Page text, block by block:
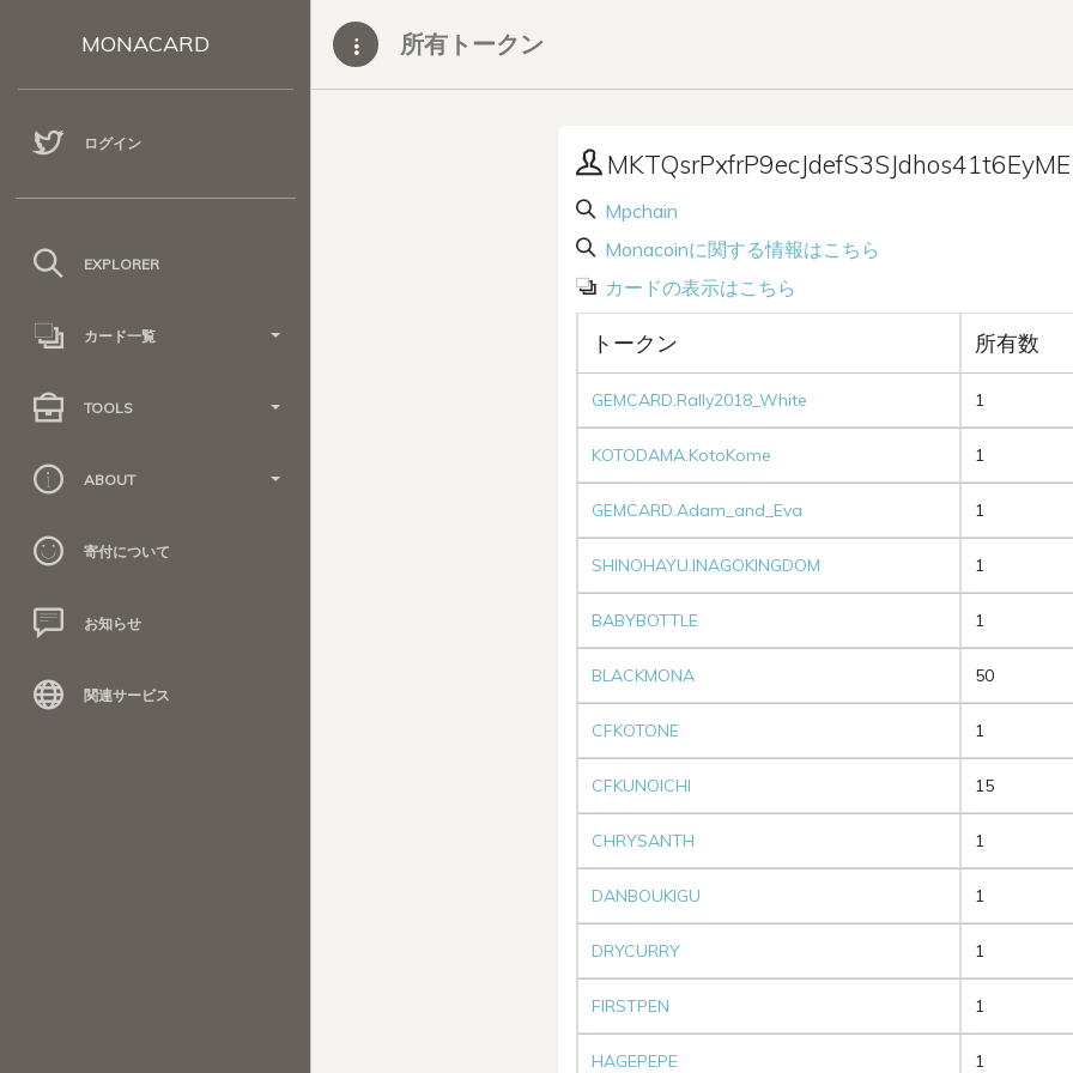
MONACARD
ログイン
EXPLORER
カード一覧
TOOLS
ABOUT
寄付について
お知らせ
関連サービス
所有トークン
MKTQsrPxfrP9ecJdefS3SJdhos41t6EyME
Mpchain
Monacoinに関する情報はこちら
カードの表示はこちら
トークン 所有数
GEMCARD.Rally2018_White 1
KOTODAMA.KotoKome 1
GEMCARD.Adam_and_Eva 1
SHINOHAYU.INAGOKINGDOM 1
BABYBOTTLE 1
BLACKMONA 50
CFKOTONE 1
CFKUNOICHI 15
CHRYSANTH 1
DANBOUKIGU 1
DRYCURRY 1
FIRSTPEN 1
HAGEPEPE 1